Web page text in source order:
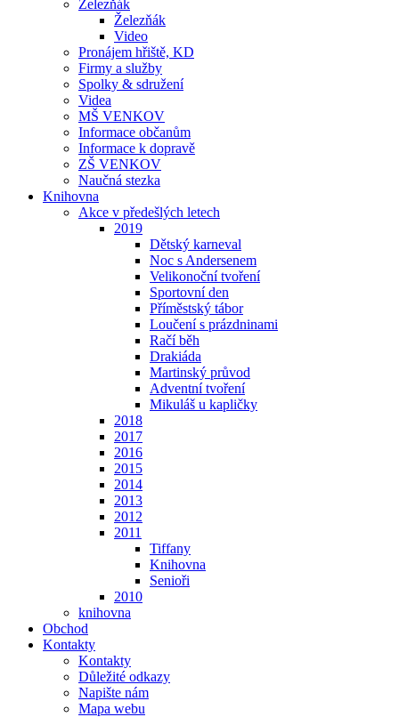
Železňák
Železňák
Video
Pronájem hřiště, KD
Firmy a služby
Spolky & sdružení
Videa
MŠ VENKOV
Informace občanům
Informace k dopravě
ZŠ VENKOV
Naučná stezka
Knihovna
Akce v předešlých letech
2019
Dětský karneval
Noc s Andersenem
Velikonoční tvoření
Sportovní den
Příměstský tábor
Loučení s prázdninami
Račí běh
Drakiáda
Martinský průvod
Adventní tvoření
Mikuláš u kapličky
2018
2017
2016
2015
2014
2013
2012
2011
Tiffany
Knihovna
Senioři
2010
knihovna
Obchod
Kontakty
Kontakty
Důležité odkazy
Napište nám
Mapa webu